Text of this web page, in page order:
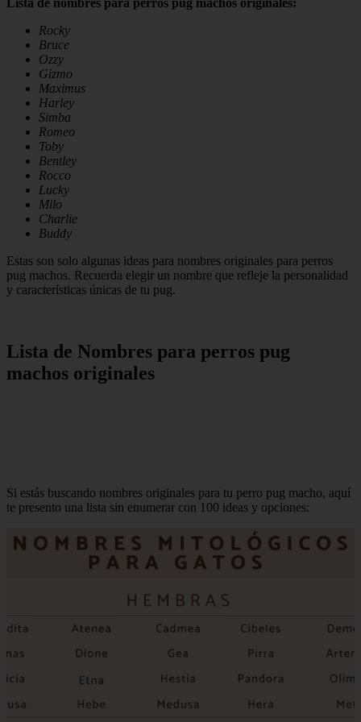
Lista de nombres para perros pug machos originales:
Rocky
Bruce
Ozzy
Gizmo
Maximus
Harley
Simba
Romeo
Toby
Bentley
Rocco
Lucky
Milo
Charlie
Buddy
Estas son solo algunas ideas para nombres originales para perros
pug machos. Recuerda elegir un nombre que refleje la personalidad
y características únicas de tu pug.
Lista de Nombres para perros pug
machos originales
Si estás buscando nombres originales para tu perro pug macho, aquí
te presento una lista sin enumerar con 100 ideas y opciones: